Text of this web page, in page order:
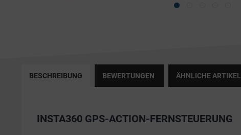
BESCHREIBUNG BEWERTUNGEN ÄHNLICHE ARTIKEL
INSTA360 GPS-ACTION-FERNSTEUERUNG